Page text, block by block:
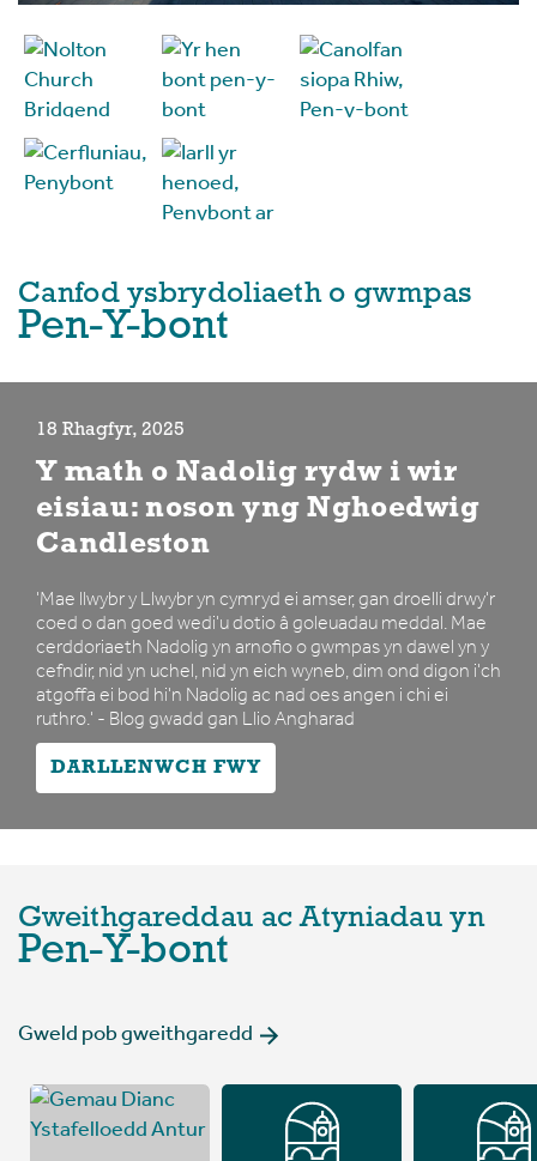
Canfod ysbrydoliaeth o gwmpas
Pen-Y-bont
18 Rhagfyr, 2025
Y math o Nadolig rydw i wir
eisiau: noson yng Nghoedwig
Candleston
'Mae llwybr y Llwybr yn cymryd ei amser, gan droelli drwy'r
coed o dan goed wedi'u dotio â goleuadau meddal. Mae
cerddoriaeth Nadolig yn arnofio o gwmpas yn dawel yn y
cefndir, nid yn uchel, nid yn eich wyneb, dim ond digon i'ch
atgoffa ei bod hi'n Nadolig ac nad oes angen i chi ei
ruthro.' - Blog gwadd gan Llio Angharad
DARLLENWCH FWY
Gweithgareddau ac Atyniadau yn
Pen-Y-bont
Gweld pob gweithgaredd